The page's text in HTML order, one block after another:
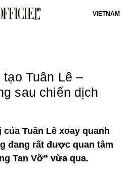
VIETNAM
Tuân Lê –
sau chiến dịch
Tuân Lê xoay quanh
đang rất được quan tâm
Tan Vỡ” vừa qua.